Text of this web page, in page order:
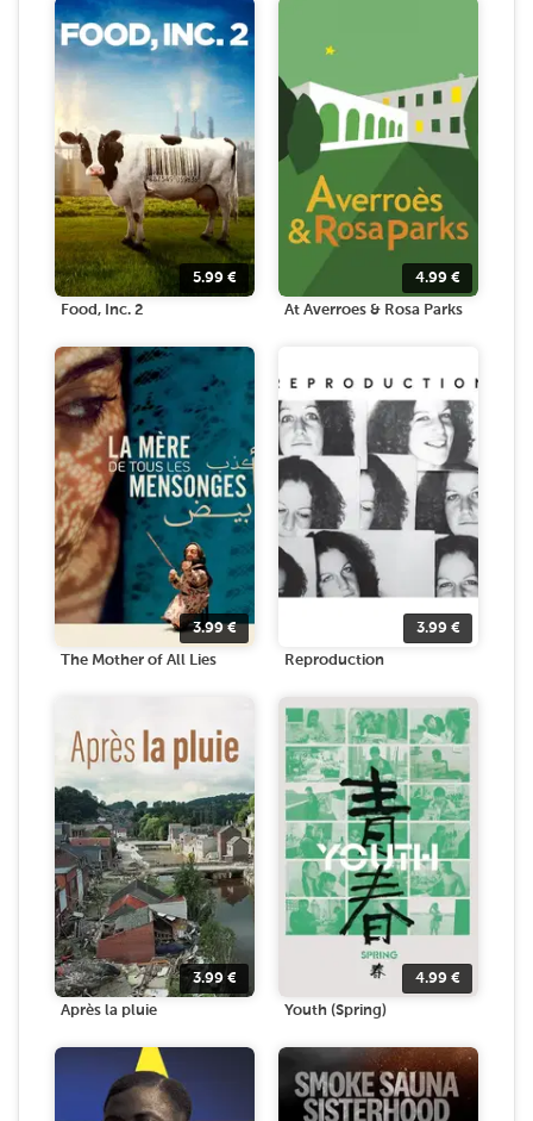
5.99 €
Food, Inc. 2
4.99 €
At Averroes & Rosa Parks
3.99€
The Mother of All Lies
3.99 €
Reproduction
3.99 €
Après la pluie
4.99 €
Youth (Spring)